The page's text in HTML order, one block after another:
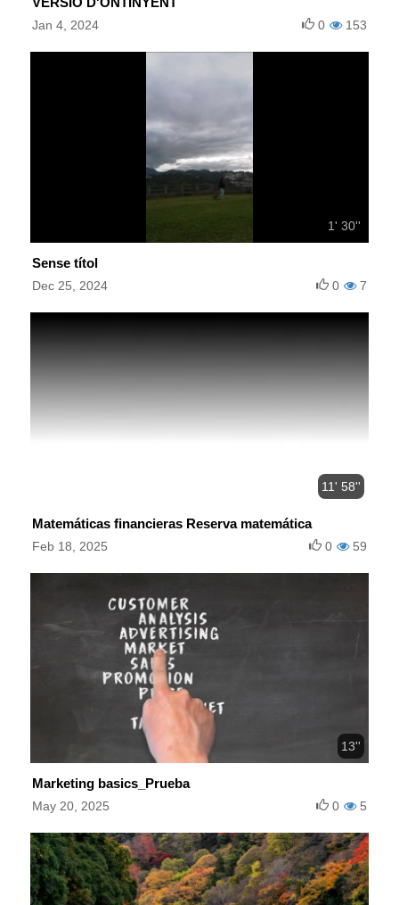
Jan 4, 2024 153
0
1' 30''
Sense títol
Dec 25, 2024 7
0
11' 58''
Matemáticas financieras Reserva matemática
Feb 18, 2025 59
0
13''
Marketing basics_Prueba
May 20, 2025 5
0